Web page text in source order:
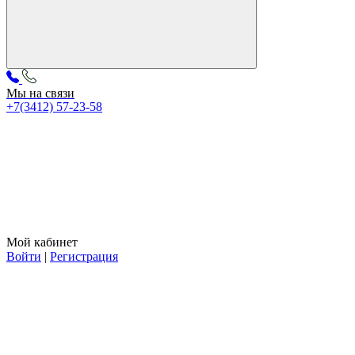
Мы на связи
+7(3412) 57-23-58
Мой кабинет
Войти | Регистрация